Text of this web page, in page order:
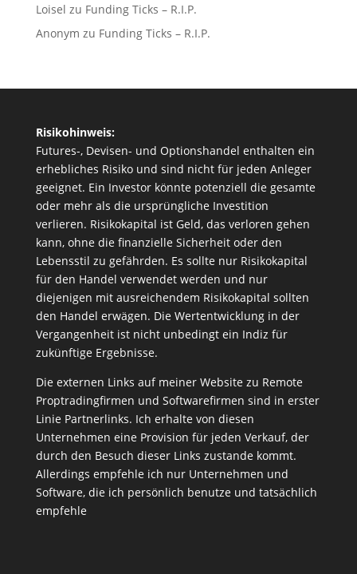
Loisel zu Funding Ticks – R.I.P.
Anonym zu Funding Ticks – R.I.P.
Risikohinweis:
Futures-, Devisen- und Optionshandel enthalten ein
erhebliches Risiko und sind nicht für jeden Anleger
geeignet. Ein Investor könnte potenziell die gesamte
oder mehr als die ursprüngliche Investition
verlieren. Risikokapital ist Geld, das verloren gehen
kann, ohne die finanzielle Sicherheit oder den
Lebensstil zu gefährden. Es sollte nur Risikokapital
für den Handel verwendet werden und nur
diejenigen mit ausreichendem Risikokapital sollten
den Handel erwägen. Die Wertentwicklung in der
Vergangenheit ist nicht unbedingt ein Indiz für
zukünftige Ergebnisse.
Die externen Links auf meiner Website zu Remote
Proptradingfirmen und Softwarefirmen sind in erster
Linie Partnerlinks. Ich erhalte von diesen
Unternehmen eine Provision für jeden Verkauf, der
durch den Besuch dieser Links zustande kommt.
Allerdings empfehle ich nur Unternehmen und
Software, die ich persönlich benutze und tatsächlich
empfehle